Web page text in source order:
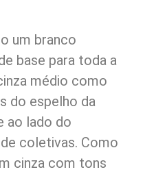
um branco
base para toda a
médio como
do espelho da
ao lado do
coletivas. Como
cinza com tons